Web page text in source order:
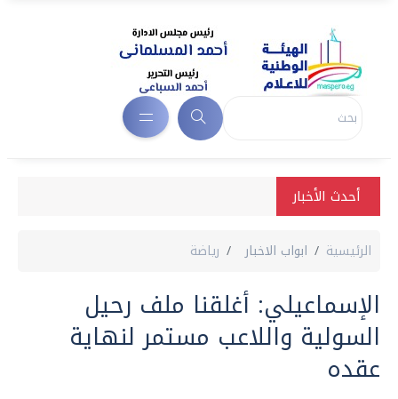
أحدث الأخبار
الرئيسية ابواب الاخبار رياضة
الإسماعيلي: أغلقنا ملف رحيل
السولية واللاعب مستمر لنهاية
عقده